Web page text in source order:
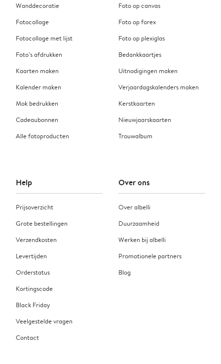
Wanddecoratie
Fotocollage
Fotocollage met lijst
Foto’s afdrukken
Kaarten maken
Kalender maken
Mok bedrukken
Cadeaubonnen
Alle fotoproducten
Foto op canvas
Foto op forex
Foto op plexiglas
Bedankkaartjes
Uitnodigingen maken
Verjaardagskalenders maken
Kerstkaarten
Nieuwjaarskaarten
Trouwalbum
Help
Prijsoverzicht
Grote bestellingen
Verzendkosten
Levertijden
Orderstatus
Kortingscode
Black Friday
Veelgestelde vragen
Contact
Over ons
Over albelli
Duurzaamheid
Werken bij albelli
Promotionele partners
Blog